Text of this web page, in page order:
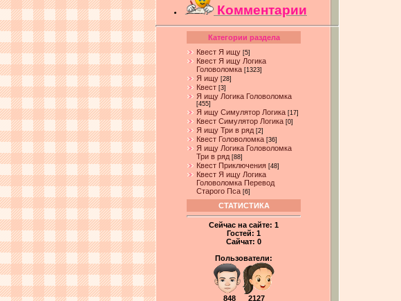
Комментарии
Категории раздела
Квест Я ищу [5]
Квест Я ищу Логика
Головоломка [1323]
Я ищу [28]
Квест [3]
Я ищу Логика Головоломка
[455]
Я ищу Симулятор Логика [17]
Квест Симулятор Логика [0]
Я ищу Три в ряд [2]
Квест Головоломка [36]
Я ищу Логика Головоломка
Три в ряд [88]
Квест Приключения [48]
Квест Я ищу Логика
Головоломка Перевод
Старого Пса [6]
СТАТИСТИКА
Сейчас на сайте: 1
Гостей: 1
Сайчат: 0
Пользователи:
848 2127